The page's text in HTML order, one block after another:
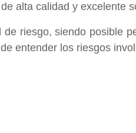
alta calidad y excelente
riesgo, siendo posible
entender los riesgos